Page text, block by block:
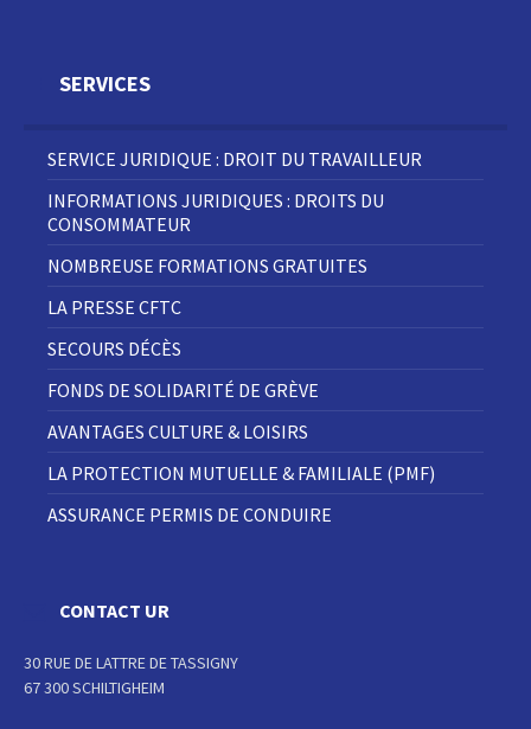
SERVICES
SERVICE JURIDIQUE : DROIT DU TRAVAILLEUR
INFORMATIONS JURIDIQUES : DROITS DU
CONSOMMATEUR
NOMBREUSE FORMATIONS GRATUITES
LA PRESSE CFTC
SECOURS DÉCÈS
FONDS DE SOLIDARITÉ DE GRÈVE
AVANTAGES CULTURE & LOISIRS
LA PROTECTION MUTUELLE & FAMILIALE (PMF)
ASSURANCE PERMIS DE CONDUIRE
CONTACT UR
30 RUE DE LATTRE DE TASSIGNY
67 300 SCHILTIGHEIM